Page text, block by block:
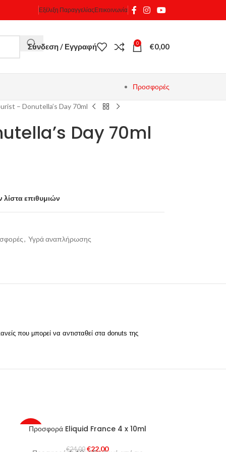
Εξέλιξη ΠαραγγελίαςΕπικοινωνία
Σύνδεση / Εγγραφή 0 €0,00
Προσφορές
– Donutella’s Day 70ml
Day 70ml
επιθυμιών
, Υγρά αναπλήρωσης
που μπορεί να αντισταθεί στα donuts της
-8%
Προσφορά Eliquid France 4 x 10ml
€24,00 €22,00